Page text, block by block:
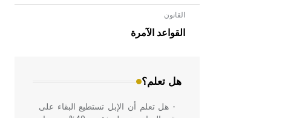
القانون
القواعد الآمرة
هل تعلم؟
- هل تعلم أن الأبلق نوع من الفنون
الهندسية التي ارتبطت بالعمارة الإسلامية
في بلاد الشام ومصر خاصة، حيث يحرص
- هل تعلم أن الإبل تستطيع البقاء على